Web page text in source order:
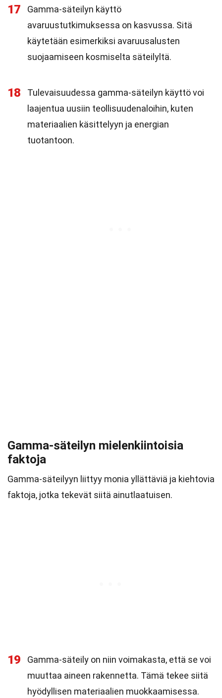
17
Gamma-säteilyn käyttö
avaruustutkimuksessa on kasvussa. Sitä
käytetään esimerkiksi avaruusalusten
suojaamiseen kosmiselta säteilyltä.
18
Tulevaisuudessa gamma-säteilyn käyttö voi
laajentua uusiin teollisuudenaloihin, kuten
materiaalien käsittelyyn ja energian
tuotantoon.
Gamma-säteilyn mielenkiintoisia
faktoja
Gamma-säteilyyn liittyy monia yllättäviä ja kiehtovia
faktoja, jotka tekevät siitä ainutlaatuisen.
19
Gamma-säteily on niin voimakasta, että se voi
muuttaa aineen rakennetta. Tämä tekee siitä
hyödyllisen materiaalien muokkaamisessa.